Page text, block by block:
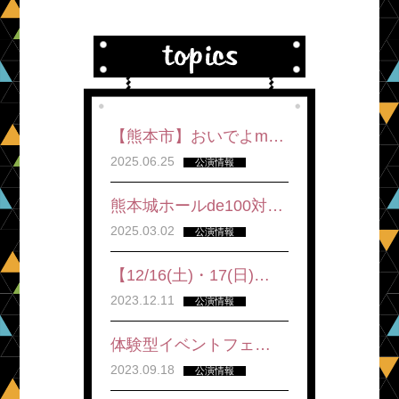
【熊本市】おいでよm…
2025.06.25 公演情報
熊本城ホールde100対…
2025.03.02 公演情報
【12/16(土)・17(日)…
2023.12.11 公演情報
体験型イベントフェ…
2023.09.18 公演情報